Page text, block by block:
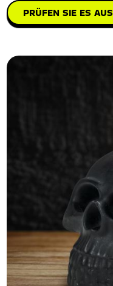
PRÜFEN SIE ES AUS